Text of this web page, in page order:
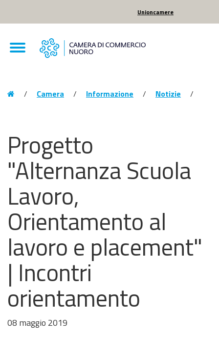
al
navigazione
sito
al
Footer
Nuoro
Unioncamere
Toggle
navigation
Commercio
Vai/ Camera / Informazione / Notizie /
Progetto
"Alternanza Scuola
Lavoro,
Orientamento al
lavoro e placement"
| Incontri
orientamento
08 maggio 2019